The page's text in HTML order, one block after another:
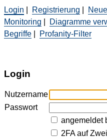
Login Registrierung
Monitoring
Diagramme
Begriffe
Profanity-Filter
Login
Nutzername
Passwort
angemeldet
2FA auf